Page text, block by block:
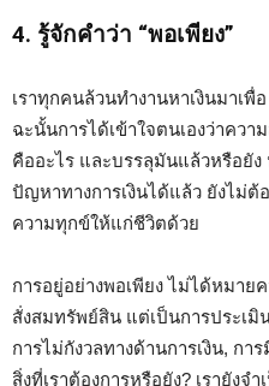
4. รู้จักคำว่า “พอเพียง”
เราทุกคนล้วนทำงานหาเงินมาเพื่อ
ฉะนั้นการได้เข้าใจตนเองว่าควา
คืออะไร และบรรลุมันแล้วหรือยัง
ปัญหาทางการเงินได้แล้ว ยังไม่ต้
ความทุกข์ให้แก่ชีวิตด้วย
การอยู่อย่างพอเพียง ไม่ได้หมา
สั่งสมทรัพย์สิน แต่เป็นการประเมิน
การไม่กังวลทางด้านการเงิน, ก
สิ่งที่เราต้องการหรือยัง? เรายังจ